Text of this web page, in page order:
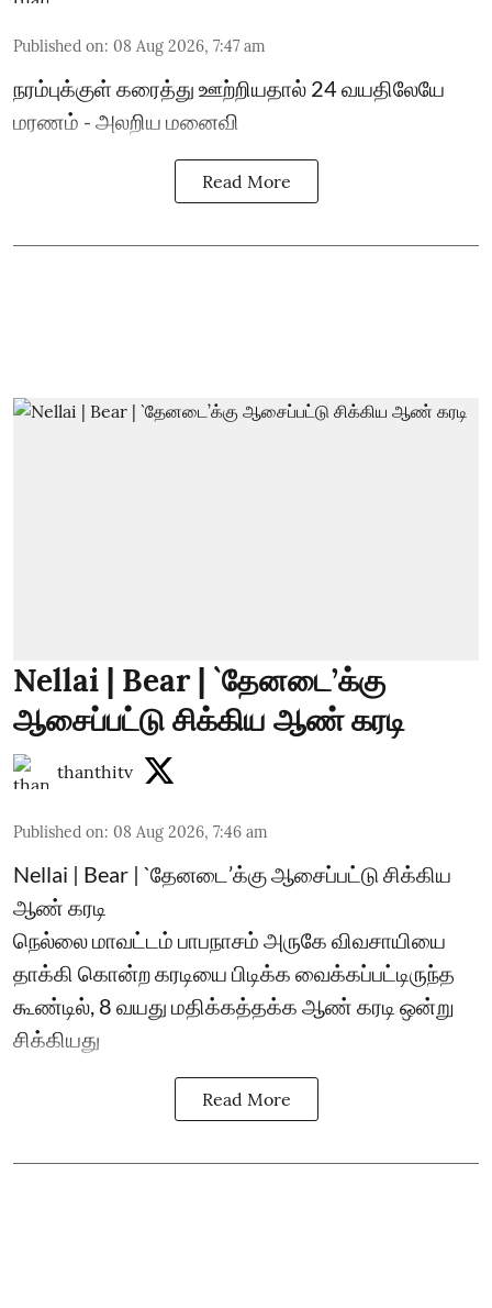
Published on: 08 Aug 2026, 7:47 am
நரம்புக்குள் கரைத்து ஊற்றியதால் 24 வயதிலேயே
மரணம் - அலறிய மனைவி
Read More
Nellai | Bear | `தேனடை’க்கு
ஆசைப்பட்டு சிக்கிய ஆண் கரடி
thanthitv
Published on: 08 Aug 2026, 7:46 am
Nellai | Bear | `தேனடை’க்கு ஆசைப்பட்டு சிக்கிய
ஆண் கரடி
நெல்லை மாவட்டம் பாபநாசம் அருகே விவசாயியை
தாக்கி கொன்ற கரடியை பிடிக்க வைக்கப்பட்டிருந்த
கூண்டில், 8 வயது மதிக்கத்தக்க ஆண் கரடி ஒன்று
சிக்கியது
Read More